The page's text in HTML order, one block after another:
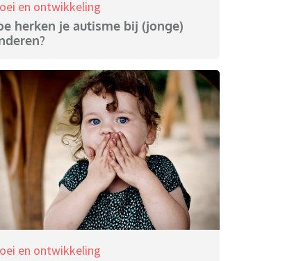
en ontwikkeling
herken je autisme bij (jonge)
en ontwikkeling